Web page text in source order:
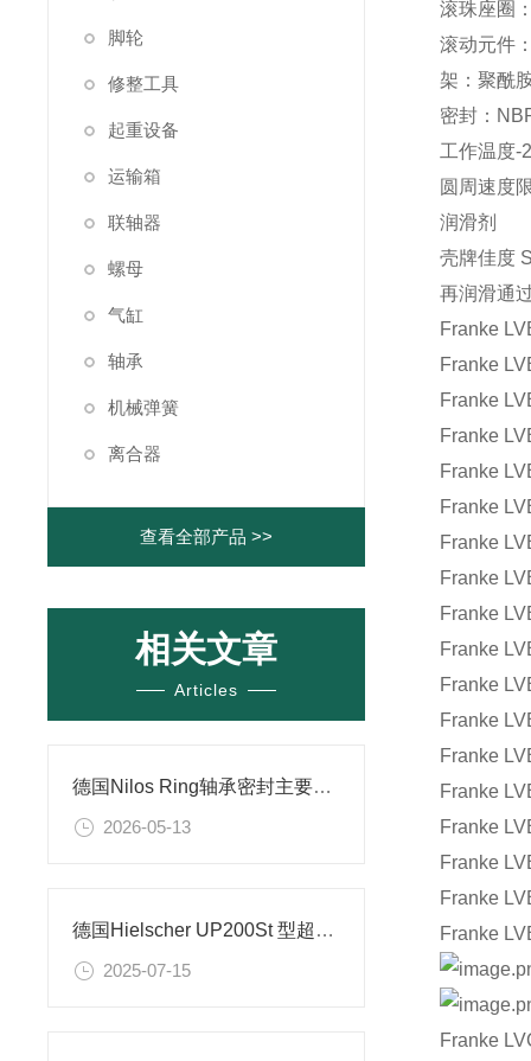
脚轮
修整工具
起重设备
运输箱
联轴器
螺母
气缸
轴承
机械弹簧
离合器
查看全部产品 >>
相关文章
Articles
德国Nilos Ring轴承密封主要产品介绍及应用场景
2026-05-13
德国Hielscher UP200St 型超声波均质机技术解析
2025-07-15
滚珠座圈
滚动元件
架：聚酰
密封：
工作温度-
圆周速度
润滑剂
壳牌佳度
再润滑通
Franke
Franke
Franke
Franke
Franke
Franke
Franke
Franke
Franke
Franke
Franke
Franke
Franke
Franke
Franke
Franke
Franke
Franke
Franke